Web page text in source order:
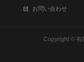
お問い合わせ
Copyright © 有